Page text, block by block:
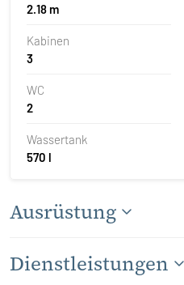
2.18 m
Kabinen
3
WC
2
Wassertank
570 l
Ausrüstung
Dienstleistungen